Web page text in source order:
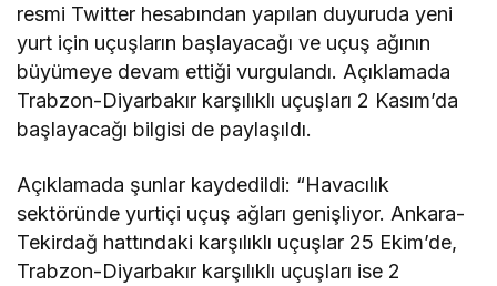
resmi Twitter hesabından yapılan duyuruda yeni
yurt için uçuşların başlayacağı ve uçuş ağının
büyümeye devam ettiği vurgulandı. Açıklamada
Trabzon-Diyarbakır karşılıklı uçuşları 2 Kasım’da
başlayacağı bilgisi de paylaşıldı.
Açıklamada şunlar kaydedildi: “Havacılık
sektöründe yurtiçi uçuş ağları genişliyor. Ankara-
Tekirdağ hattındaki karşılıklı uçuşlar 25 Ekim’de,
Trabzon-Diyarbakır karşılıklı uçuşları ise 2